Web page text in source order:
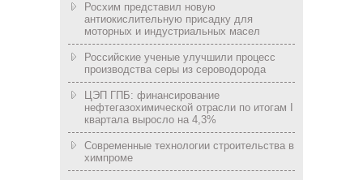
Росхим представил новую
антиокислительную присадку для
моторных и индустриальных масел
Российские ученые улучшили процесс
производства серы из сероводорода
ЦЭП ГПБ: финансирование
нефтегазохимической отрасли по итогам I
квартала выросло на 4,3%
Современные технологии строительства в
химпроме